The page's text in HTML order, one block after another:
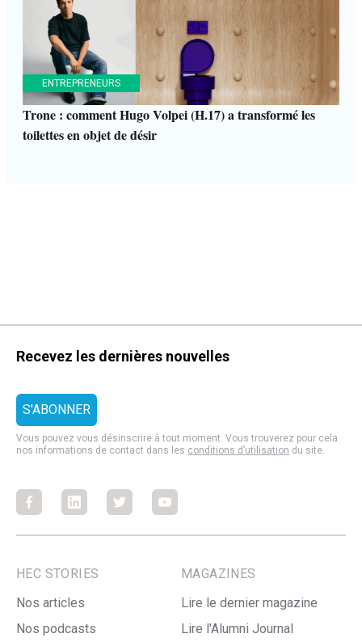
ENTREPRENEURS
Trone : comment Hugo Volpei (H.17) a transformé les
toilettes en objet de désir
Recevez les dernières nouvelles
Vous pouvez vous désinscrire à tout moment. Vous trouverez pour cela
nos informations de contact dans les conditions d’utilisation du site.
FacebookFacebookFacebookFacebook
HEC STORIES
Nos articles
Nos podcasts
MAGAZINES
Lire le dernier magazine
Lire l'Alumni Journal